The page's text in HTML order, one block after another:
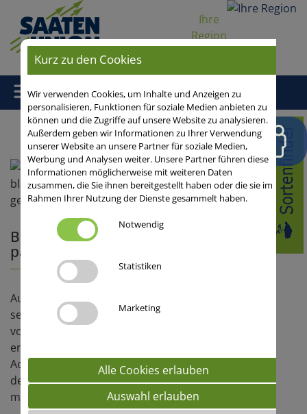
Ihre
Region
Home Leguminosen / Körnererbsen
/ „Die Futtererbse passt
hier hin!“
Betriebsreportage: „Die Futtererbse
passt hier hin!“
Auf dem nordbayerischen Betrieb Brunner wird
seit 15 Jahren Importsoja in der Rinderfütterung
vollständig durch andere Grobleguminosen
ersetzt. Warum sich die Futtererbse gegenüber
Acker- und Sojabohne durchgesetzt hat, erläutert
der Landwirt aus Aschaffenburg in einem Gespräch
mit praxisnah.
Kurz zu den Cookies
Wir verwenden Cookies, um Inhalte und Anzeigen zu
personalisieren, Funktionen für soziale Medien anbieten zu
können und die Zugriffe auf unsere Website zu analysieren.
Außerdem geben wir Informationen zu Ihrer Verwendung
unserer Website an unsere Partner für soziale Medien,
Werbung und Analysen weiter. Unsere Partner führen diese
Informationen möglicherweise mit weiteren Daten
zusammen, die Sie ihnen bereitgestellt haben oder die sie im
Rahmen Ihrer Nutzung der Dienste gesammelt haben.
Notwendig
Statistiken
Marketing
Alle Cookies erlauben
Auswahl erlauben